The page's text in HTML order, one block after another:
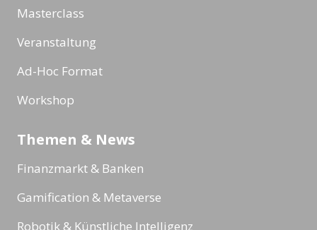
Masterclass
Veranstaltung
Ad-Hoc Format
Workshop
Themen & News
Finanzmarkt & Banken
Gamification & Metaverse
Robotik & Künstliche Intelligenz